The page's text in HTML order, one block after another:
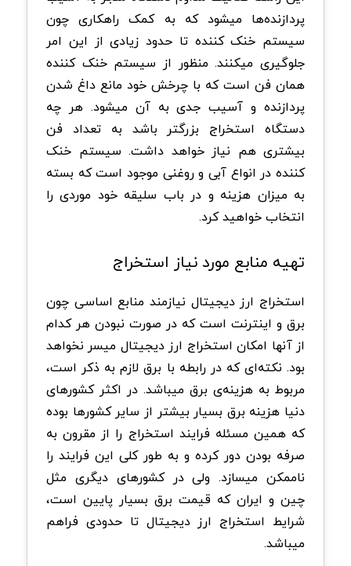
پردازنده‌ها میشود که به کمک راهکاری چون
سیستم خنک کننده تا حدود زیادی از این امر
جلوگیری میکنند. منظور از سیستم خنک کننده
همان فن است که با چرخش خود مانع داغ شدن
پردازنده و آسیب جدی به آن میشود. هر چه
دستگاه استخراج بزرگتر باشد به تعداد فن
بیشتری هم نیاز خواهد داشت. سیستم خنک
کننده در انواع آبی و روغنی موجود است که بسته
به میزان هزینه و در باب سلیقه خود موردی را
انتخاب خواهید کرد.
تهیه منابع مورد نیاز استخراج
استخراج ارز دیجیتال نیازمند منابع اساسی چون
برق و اینترنت است که در صورت نبودن هر کدام
از آنها امکان استخراج ارز دیجیتال میسر نخواهد
بود. نکته‌ای که در رابطه با برق لازم به ذکر است،
مربوط به هزینه‌ی برق میباشد. در اکثر کشورهای
دنیا هزینه برق بسیار بیشتر از سایر کشورها بوده
که همین مسئله فرایند استخراج را از مقرون به
صرفه بودن دور کرده و به طور کلی این فرایند را
ناممکن میسازد. ولی در کشورهای دیگری مثل
چین و ایران که قیمت برق بسیار پایین است،
شرایط استخراج ارز دیجیتال تا حدودی فراهم
میباشد.